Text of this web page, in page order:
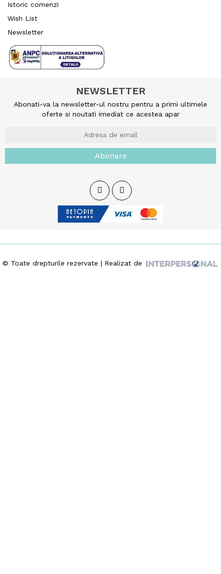
Istoric comenzi
Wish List
Newsletter
NEWSLETTER
Abonati-va la newsletter-ul nostru pentru a primi ultimele
oferte si noutati imediat ce acestea apar
Abonare
© Toate drepturile rezervate | Realizat de